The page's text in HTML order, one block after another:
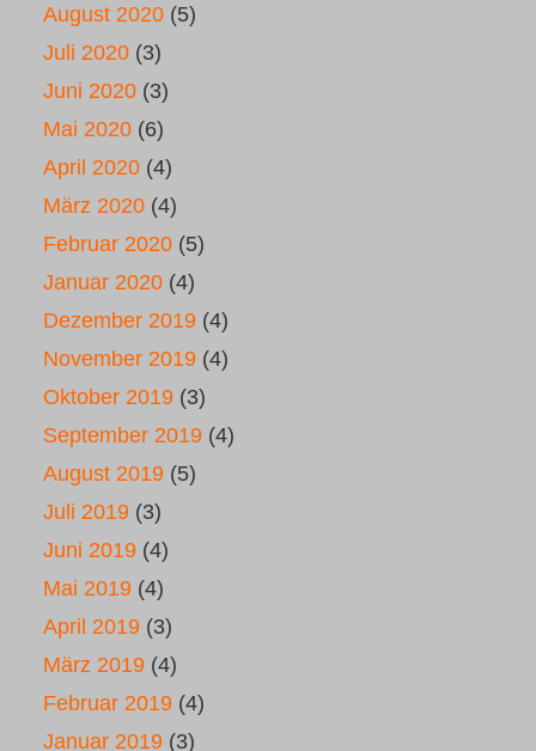
August 2020 (5)
Juli 2020 (3)
Juni 2020 (3)
Mai 2020 (6)
April 2020 (4)
März 2020 (4)
Februar 2020 (5)
Januar 2020 (4)
Dezember 2019 (4)
November 2019 (4)
Oktober 2019 (3)
September 2019 (4)
August 2019 (5)
Juli 2019 (3)
Juni 2019 (4)
Mai 2019 (4)
April 2019 (3)
März 2019 (4)
Februar 2019 (4)
Januar 2019 (3)